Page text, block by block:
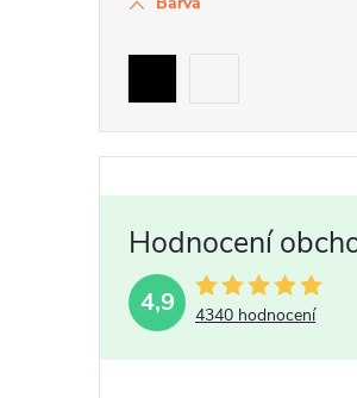
e
l
4,9 4340 hodnocení